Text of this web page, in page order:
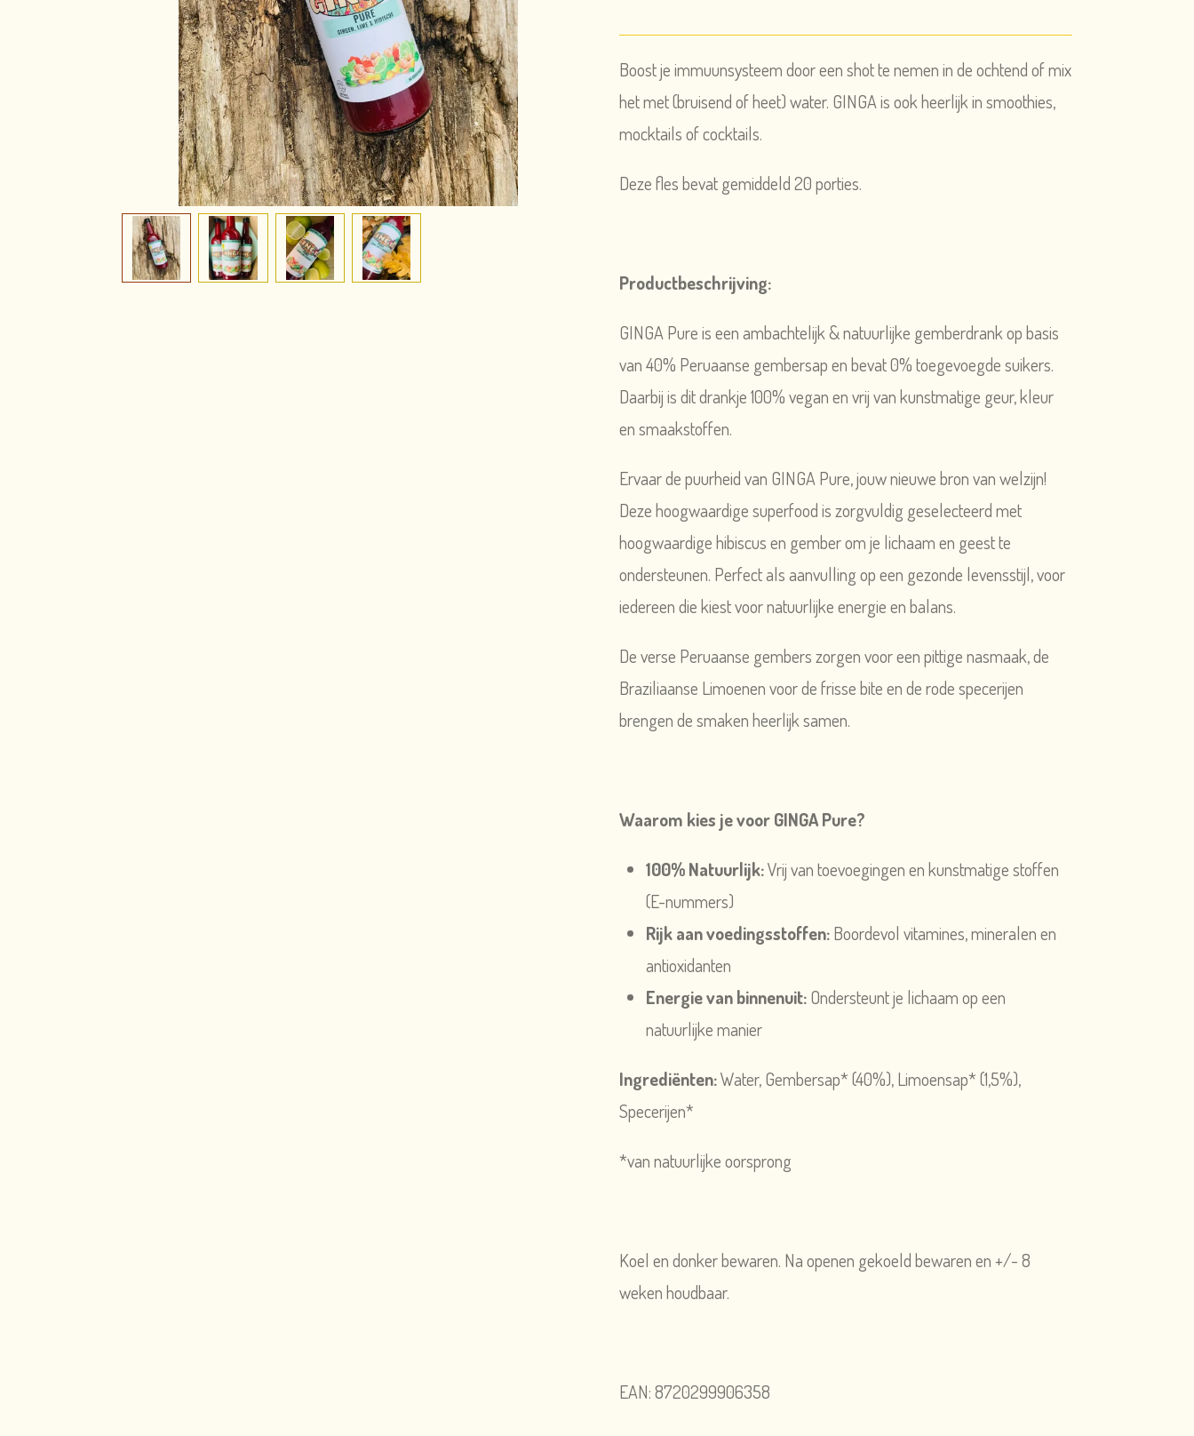
Boost je immuunsysteem door een shot te nemen in de ochtend of mix
het met (bruisend of heet) water. GINGA is ook heerlijk in smoothies,
mocktails of cocktails.
Deze fles bevat gemiddeld 20 porties.
Productbeschrijving:
GINGA Pure is een ambachtelijk & natuurlijke gemberdrank op basis
van 40% Peruaanse gembersap en bevat 0% toegevoegde suikers.
Daarbij is dit drankje 100% vegan en vrij van kunstmatige geur, kleur
en smaakstoffen.
Ervaar de puurheid van GINGA Pure, jouw nieuwe bron van welzijn!
Deze hoogwaardige superfood is zorgvuldig geselecteerd met
hoogwaardige hibiscus en gember om je lichaam en geest te
ondersteunen. Perfect als aanvulling op een gezonde levensstijl, voor
iedereen die kiest voor natuurlijke energie en balans.
De verse Peruaanse gembers zorgen voor een pittige nasmaak, de
Braziliaanse Limoenen voor de frisse bite en de rode specerijen
brengen de smaken heerlijk samen.
Waarom kies je voor GINGA Pure?
100% Natuurlijk:Vrij van toevoegingen en kunstmatige stoffen
(E-nummers)
Rijk aan voedingsstoffen:Boordevol vitamines, mineralen en
antioxidanten
Energie van binnenuit:Ondersteunt je lichaam op een
natuurlijke manier
Ingrediënten:Water, Gembersap* (40%), Limoensap* (1,5%),
Specerijen*
*van natuurlijke oorsprong
Koel en donker bewaren. Na openen gekoeld bewaren en +/- 8
weken houdbaar.
EAN: 8720299906358